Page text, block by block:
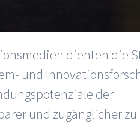
dienten die
und
der
und zugänglicher zu